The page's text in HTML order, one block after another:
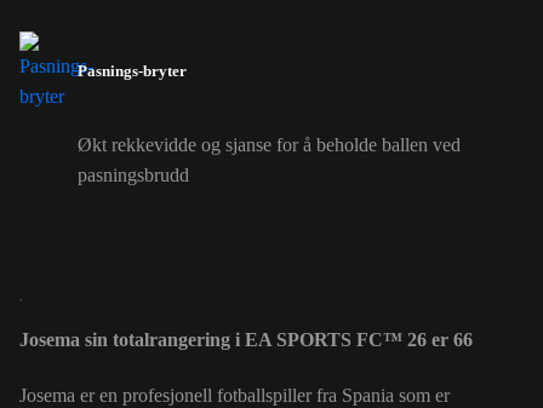
Pasnings-bryter
Økt rekkevidde og sjanse for å beholde ballen ved
pasningsbrudd
Josema sin totalrangering i EA SPORTS FC™ 26 er 66
Josema er en profesjonell fotballspiller fra Spania som er